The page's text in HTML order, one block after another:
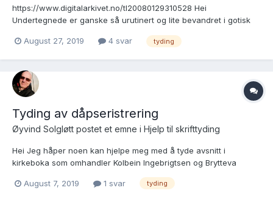
https://www.digitalarkivet.no/tl20080129310528 Hei
Undertegnede er ganske så urutinert og lite bevandret i gotisk
Gregersen i vedlagte lenke. Holder på med et prosjekt som skal
August 27, 2019 4 svar tyding
Tyding av dåpseristrering
Øyvind Solgløtt postet et emne i Hjelp til skrifttyding
Hei Jeg håper noen kan hjelpe meg med å tyde avsnitt i
kirkeboka som omhandler Kolbein Ingebrigtsen og Brytteva
https://www.digitalarkivet.no/kb20070524630398 Ingebrigt (på
August 7, 2019 1 svar tyding